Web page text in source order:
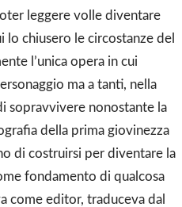
leggere volle diventare
chiusero le circostanze del
l’unica opera in cui
ma a tanti, nella
sopravvivere nonostante la
della prima giovinezza
di costruirsi per diventare la
fondamento di qualcosa
come editor, traduceva dal